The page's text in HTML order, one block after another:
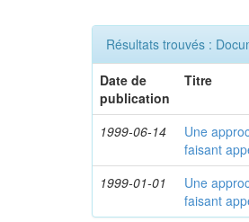
Résultats trouvés :
Date de
publication
Titre
1999-06-14
Une
faisant
1999-01-01
Une
faisant